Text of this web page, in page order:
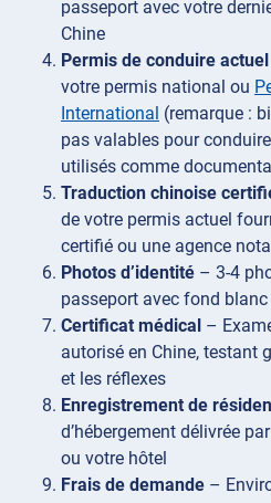
passeport avec votre
Chine
Permis de conduire actuel
votre permis national ou
International (remarque :
pas valables pour
utilisés comme
Traduction chinoise
de votre permis actuel
certifié ou une agence
Photos d’identité – 3-4
passeport avec fond blanc
Certificat médical –
autorisé en Chine, testant
et les réflexes
Enregistrement de
d’hébergement délivrée
ou votre hôtel
Frais de demande –